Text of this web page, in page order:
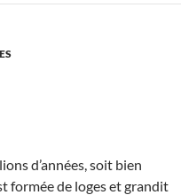
d’années, soit bien
formée de loges et grandit